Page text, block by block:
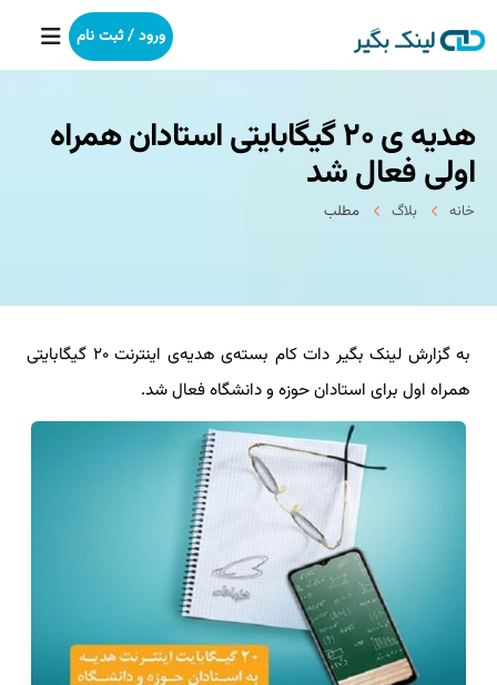
خانه
بکلینک
خدمات ما
درباره ما
آموزش
ورود / ثبت نام
هدیه ی ۲۰ گیگابایتی استادان همراه
اولی فعال شد
خانه بلاگ مطلب
به گزارش لینک بگیر دات کام بسته‌ی هدیه‌ی اینترنت ۲۰ گیگابایتی
همراه اول برای استادان حوزه و دانشگاه فعال شد.